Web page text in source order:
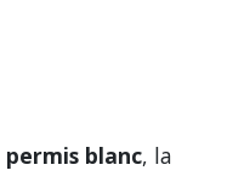
permis blanc, la